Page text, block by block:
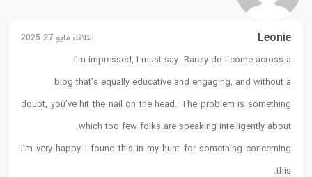
Leonie الثلاثاء مايو 27 2025
I’m impressed, I must say. Rarely do I come across a
blog that’s equally educative and engaging, and without a
doubt, you’ve hit the nail on the head. The problem is something
which too few folks are speaking intelligently about.
I’m very happy I found this in my hunt for something concerning
this.